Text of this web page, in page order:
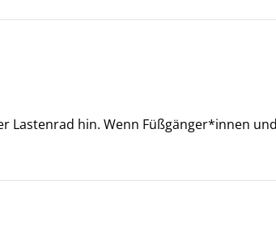
Lastenrad hin. Wenn Füßgänger*innen